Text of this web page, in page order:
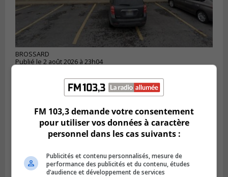
BROSSARD
Publié le 2 août 2026 à 23h04
FM 103,3 demande votre consentement
pour utiliser vos données à caractère
personnel dans les cas suivants :
Publicités et contenu personnalisés, mesure de
performance des publicités et du contenu, études
d’audience et développement de services